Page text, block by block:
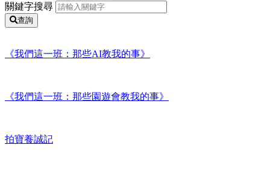
關鍵字搜尋
查詢
《我們這一班：那些AI教我的事》
《我們這一班：那些園遊會教我的事》
拍寶養誠記